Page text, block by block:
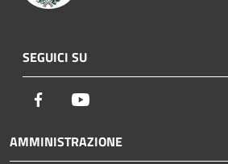
SEGUICI SU
Facebook
AMMINISTRAZIONE